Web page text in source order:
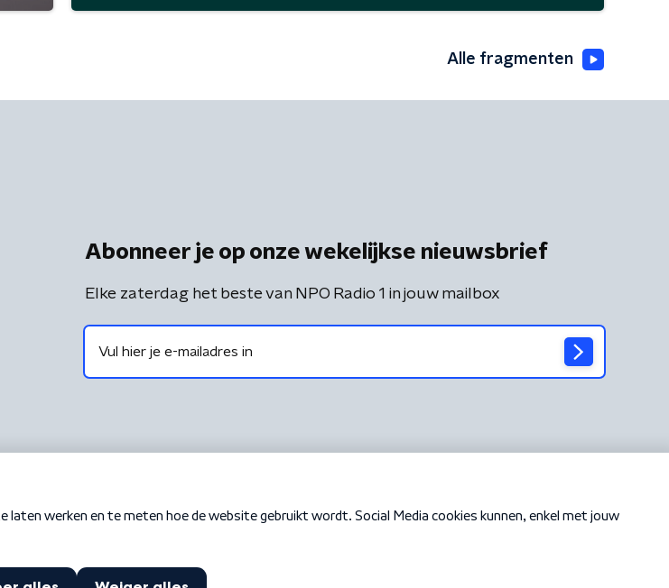
Alle fragmenten
Abonneer je op onze wekelijkse nieuwsbrief
Elke zaterdag het beste van NPO Radio 1 in jouw mailbox